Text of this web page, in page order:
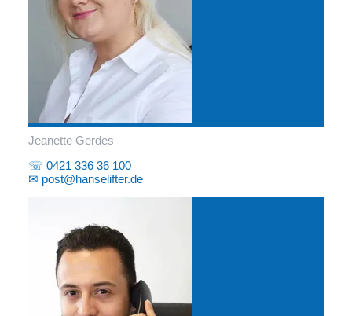
Jeanette Gerdes
☏ 0421 336 36 100
✉ post@hanselifter.de